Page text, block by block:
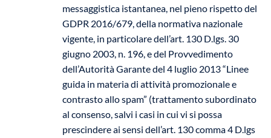
messaggistica istantanea, nel pieno rispetto del
GDPR 2016/679, della normativa nazionale
vigente, in particolare dell’art. 130 D.lgs. 30
giugno 2003, n. 196, e del Provvedimento
dell’Autorità Garante del 4 luglio 2013 “Linee
guida in materia di attività promozionale e
contrasto allo spam” (trattamento subordinato
al consenso, salvi i casi in cui vi si possa
prescindere ai sensi dell’art. 130 comma 4 D.lgs